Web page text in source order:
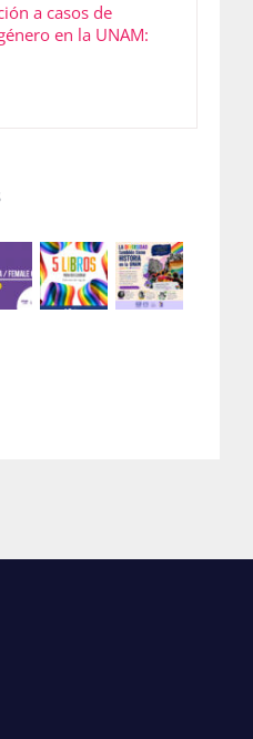
a casos de
en la UNAM: